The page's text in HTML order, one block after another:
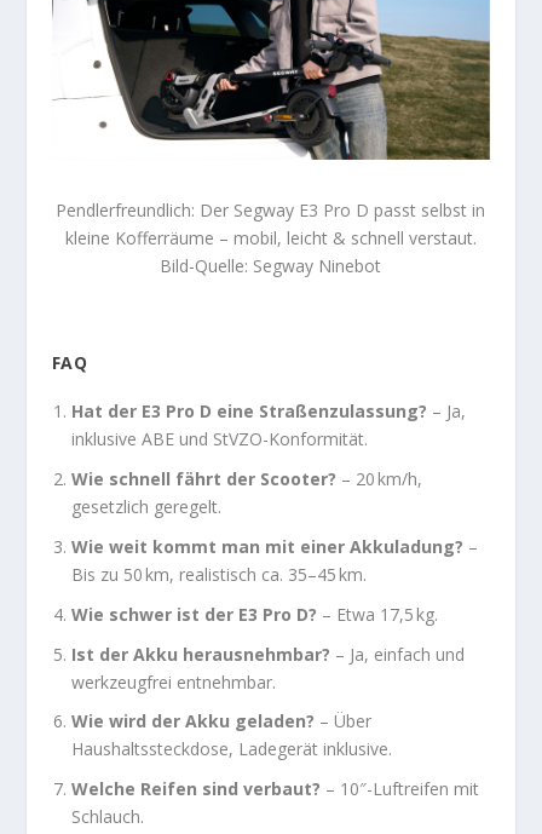
Pendlerfreundlich: Der Segway E3 Pro D passt selbst in
kleine Kofferräume – mobil, leicht & schnell verstaut.
Bild-Quelle: Segway Ninebot
FAQ
Hat der E3 Pro D eine Straßenzulassung? – Ja,
inklusive ABE und StVZO-Konformität.
Wie schnell fährt der Scooter? – 20 km/h,
gesetzlich geregelt.
Wie weit kommt man mit einer Akkuladung? –
Bis zu 50 km, realistisch ca. 35–45 km.
Wie schwer ist der E3 Pro D? – Etwa 17,5 kg.
Ist der Akku herausnehmbar? – Ja, einfach und
werkzeugfrei entnehmbar.
Wie wird der Akku geladen? – Über
Haushaltssteckdose, Ladegerät inklusive.
Welche Reifen sind verbaut? – 10″-Luftreifen mit
Schlauch.